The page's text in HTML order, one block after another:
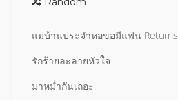
แม่บ้านประจำหอขอมีแฟน Returns
รักร้ายละลายหัวใจ
มาหม่ำกันเถอะ!